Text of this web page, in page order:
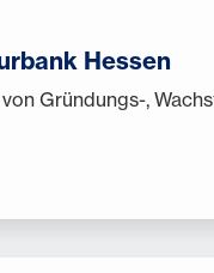
Hessen
Gründungs-,